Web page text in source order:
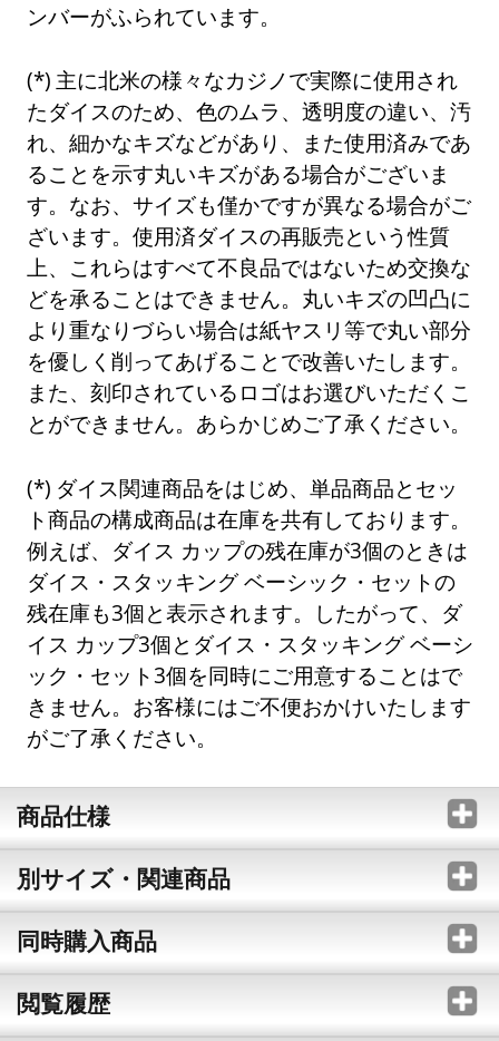
ンバーがふられています。
主に北米の様々なカジノで実際に使用され
たダイスのため、色のムラ、透明度の違い、汚
れ、細かなキズなどがあり、また使用済みであ
ることを示す丸いキズがある場合がございま
す。なお、サイズも僅かですが異なる場合がご
ざいます。使用済ダイスの再販売という性質
上、これらはすべて不良品ではないため交換な
どを承ることはできません。丸いキズの凹凸に
より重なりづらい場合は紙ヤスリ等で丸い部分
を優しく削ってあげることで改善いたします。
また、刻印されているロゴはお選びいただくこ
とができません。あらかじめご了承ください。
ダイス関連商品をはじめ、単品商品とセッ
ト商品の構成商品は在庫を共有しております。
例えば、ダイス カップの残在庫が3個のときは
ダイス・スタッキング ベーシック・セットの
残在庫も3個と表示されます。したがって、ダ
イス カップ3個とダイス・スタッキング ベーシ
ック・セット3個を同時にご用意することはで
きません。お客様にはご不便おかけいたします
がご了承ください。
商品仕様
別サイズ・関連商品
同時購入商品
閲覧履歴